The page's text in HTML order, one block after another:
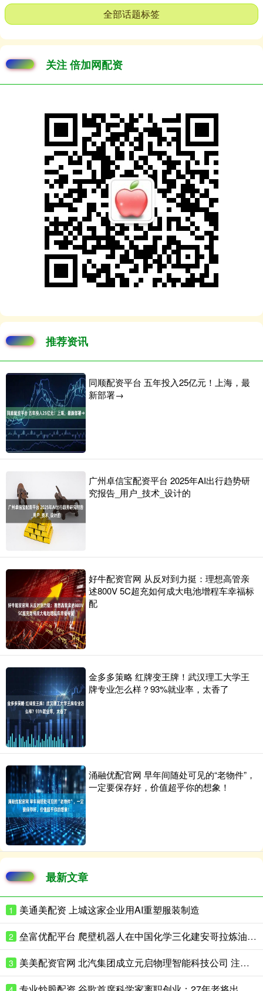
全部话题标签
关注 倍加网配资
推荐资讯
同顺配资平台 五年投入25亿元！上海，最
新部署→
广州卓信宝配资平台 2025年AI出行趋势研
究报告_用户_技术_设计的
好牛配资官网 从反对到力挺：理想高管亲
述800V 5C超充如何成大电池增程车幸福标
配
金多多策略 红牌变王牌！武汉理工大学王
牌专业怎么样？93%就业率，太香了
涌融优配官网 早年间随处可见的“老物件”，
一定要保存好，价值超乎你的想象！
最新文章
1 美通美配资 上城这家企业用AI重塑服装制造
2 垒富优配平台 爬壁机器人在中国化学三化建安哥拉炼油项目完成实战演练
3 美美配资官网 北汽集团成立元启物理智能科技公司 注册资本8亿